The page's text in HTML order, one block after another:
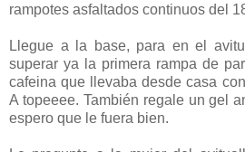
rampotes asfaltados continuos del
Llegue a la base, para en el
superar ya la primera rampa de
cafeina que llevaba desde casa
A topeeee. También regale un gel
espero que le fuera bien.